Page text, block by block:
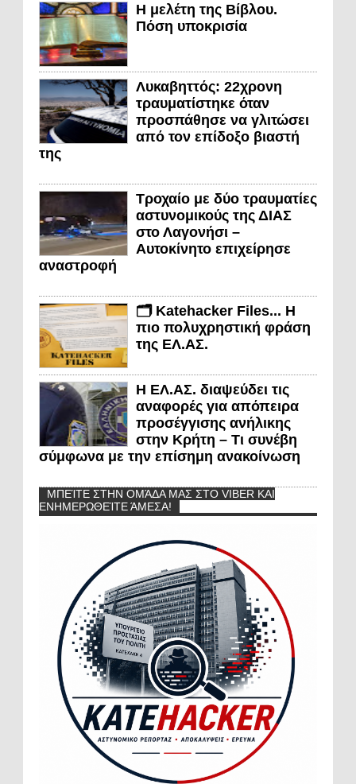
Η μελέτη της Βίβλου.
Πόση υποκρισία
Λυκαβηττός: 22χρονη
τραυματίστηκε όταν
προσπάθησε να γλιτώσει
από τον επίδοξο βιαστή
της
Τροχαίο με δύο τραυματίες
αστυνομικούς της ΔΙΑΣ
στο Λαγονήσι –
Αυτοκίνητο επιχείρησε
αναστροφή
🗂️ Katehacker Files... Η
πιο πολυχρηστική φράση
της ΕΛ.ΑΣ.
Η ΕΛ.ΑΣ. διαψεύδει τις
αναφορές για απόπειρα
προσέγγισης ανήλικης
στην Κρήτη – Τι συνέβη
σύμφωνα με την επίσημη ανακοίνωση
ΜΠΕΊΤΕ ΣΤΗΝ ΟΜΆΔΑ ΜΑΣ ΣΤΟ VIBER ΚΑΙ
ΕΝΗΜΕΡΩΘΕΊΤΕ ΆΜΕΣΑ!